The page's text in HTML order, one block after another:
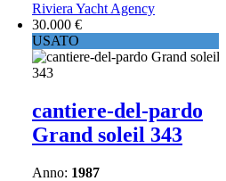
Riviera Yacht Agency
30.000 €
USATO
cantiere-del-pardo
Grand soleil 343
Anno: 1987